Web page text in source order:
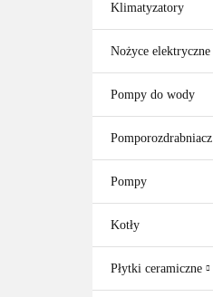
Klimatyzatory
Nożyce elektryczne
Pompy do wody
Pomporozdrabniacz
Pompy
Kotły
Płytki ceramiczne